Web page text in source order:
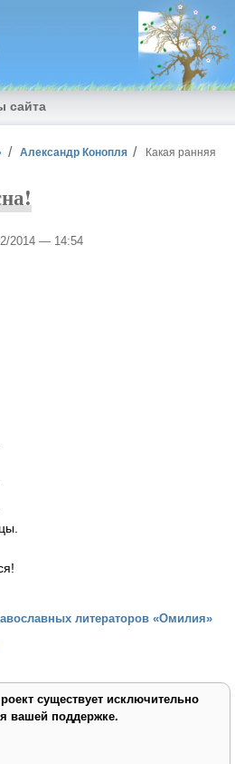
сайта
Александр Конопля
Какая ранняя
2014 — 14:54
литераторов «Омилия»
существует исключительно
вашей поддержке.